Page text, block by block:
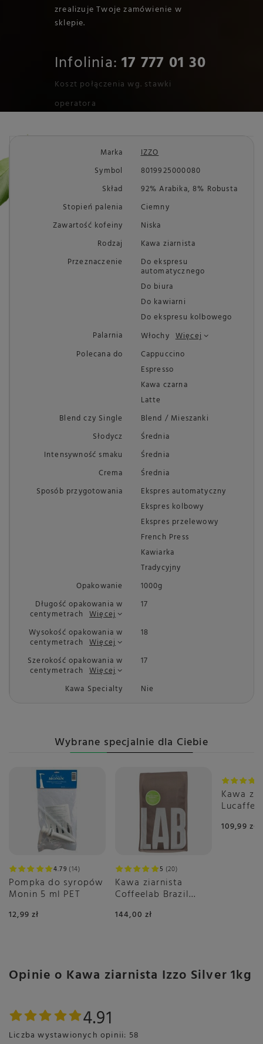
zrealizuje Twoje zamówienie w
sklepie.
Infolinia:17 777 01 30
Koszt połączenia wg. stawki
operatora
Marka
IZZO
Symbol
8019925000080
Skład
92% Arabika, 8% Robusta
Stopień palenia
Ciemny
Zawartość kofeiny
Niska
Rodzaj
Kawa ziarnista
Przeznaczenie
Do ekspresu
automatycznego
Do biura
Do kawiarni
Do ekspresu kolbowego
Palarnia
Włochy Więcej
Polecana do
Cappuccino
Espresso
Kawa czarna
Latte
Blend czy Single
Blend / Mieszanki
Słodycz
Średnia
Intensywność smaku
Średnia
Crema
Średnia
Sposób przygotowania
Ekspres automatyczny
Ekspres kolbowy
Ekspres przelewowy
French Press
Kawiarka
Tradycyjny
Opakowanie
1000g
Długość opakowania w
centymetrach Więcej
17
Wysokość opakowania w
centymetrach Więcej
18
Szerokość opakowania w
centymetrach Więcej
17
Kawa Specialty Nie
Wybrane specjalnie dla Ciebie
4.79 14
Pompka do syropów
Monin 5 ml PET
12,99 zł
5 20
Kawa ziarnista
Coffeelab Brazil
1kg
144,00 zł
Kawa
Lucaffe
109,99 zł
Opinie o Kawa ziarnista Izzo Silver 1kg
4.91
Liczba wystawionych opinii: 58